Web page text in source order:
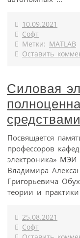
10.09.2021
Софт
Метки: MATLAB
Оставить
Силовая
Посвящается
профессоров
электроника» МЭИ
Владимира
Григорьевича
теории и
25.08.2021
Софт